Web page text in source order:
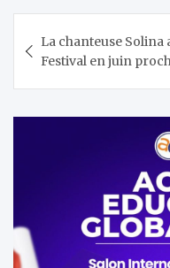
de
l’article
La chanteuse Solina
Festival en juin